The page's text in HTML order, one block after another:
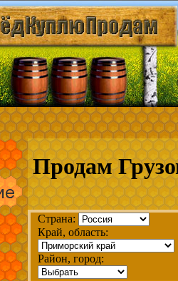
Продам
Страна:
Край, область:
Район, город: